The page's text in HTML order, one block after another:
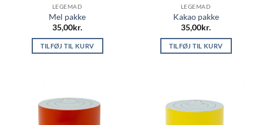
LEGEMAD
Mel pakke
35,00kr.
TILFØJ TIL KURV
LEGEMAD
Kakao pakke
35,00kr.
TILFØJ TIL KURV